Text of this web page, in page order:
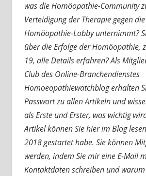
was die Homöopathie-Community
Verteidigung der Therapie gegen
Homöopathie-Lobby unternimmt?
über die Erfolge der Homöopathie,
19, alle Details erfahren? Als
Club des Online-Branchendienstes
Homoeopathiewatchblog erhalten
Passwort zu allen Artikeln und
als Erste und Erster, was wichtig
Artikel können Sie hier im Blog
2018 gestartet habe. Sie können
werden, indem Sie mir eine E-Mail
Kontaktdaten schreiben und